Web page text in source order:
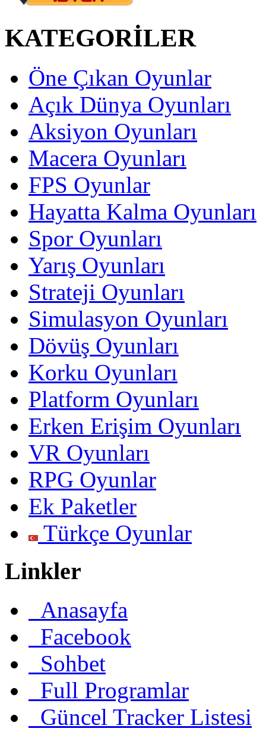
KATEGORİLER
Öne Çıkan Oyunlar
Açık Dünya Oyunları
Aksiyon Oyunları
Macera Oyunları
FPS Oyunlar
Hayatta Kalma Oyunları
Spor Oyunları
Yarış Oyunları
Strateji Oyunları
Simulasyon Oyunları
Dövüş Oyunları
Korku Oyunları
Platform Oyunları
Erken Erişim Oyunları
VR Oyunları
RPG Oyunlar
Ek Paketler
Türkçe Oyunlar
Linkler
Anasayfa
Facebook
Sohbet
Full Programlar
Güncel Tracker Listesi